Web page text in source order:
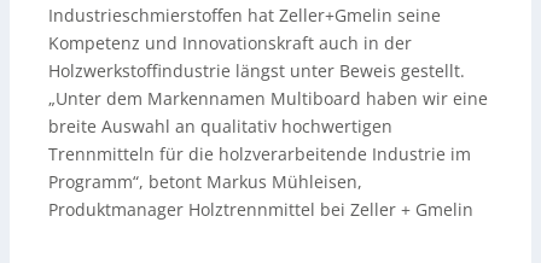
Industrieschmierstoffen hat Zeller+Gmelin seine
Kompetenz und Innovationskraft auch in der
Holzwerkstoffindustrie längst unter Beweis gestellt.
„Unter dem Markennamen Multiboard haben wir eine
breite Auswahl an qualitativ hochwertigen
Trennmitteln für die holzverarbeitende Industrie im
Programm“, betont Markus Mühleisen,
Produktmanager Holztrennmittel bei Zeller + Gmelin